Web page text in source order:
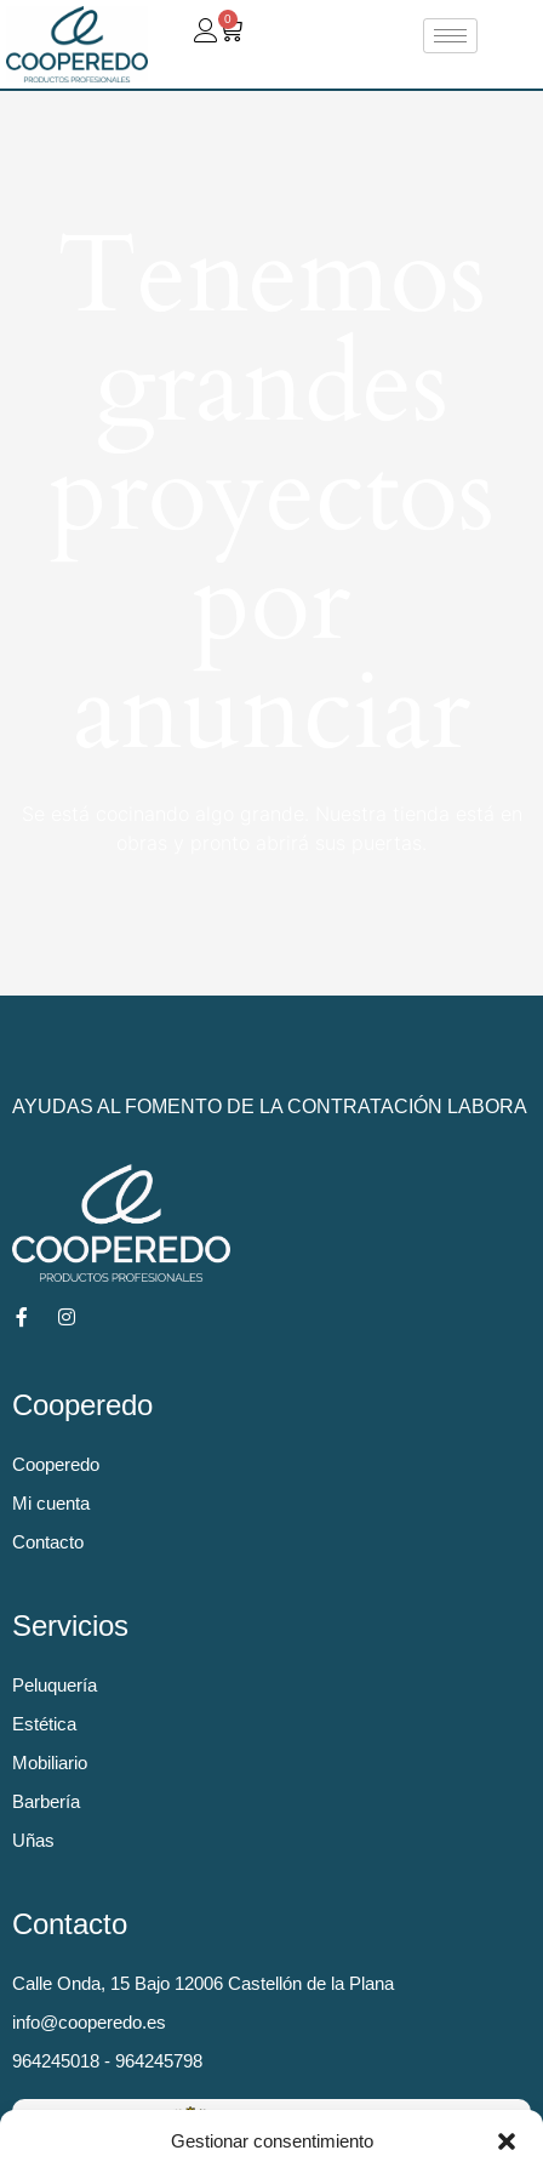
Gestionar consentimiento
0
AYUDAS AL FOMENTO DE LA CONTRATACIÓN LABORA
Cooperedo
Cooperedo
Mi cuenta
Contacto
Servicios
Peluquería
Estética
Mobiliario
Barbería
Uñas
Contacto
Calle Onda, 15 Bajo 12006 Castellón de la Plana
info@cooperedo.es
964245018 - 964245798